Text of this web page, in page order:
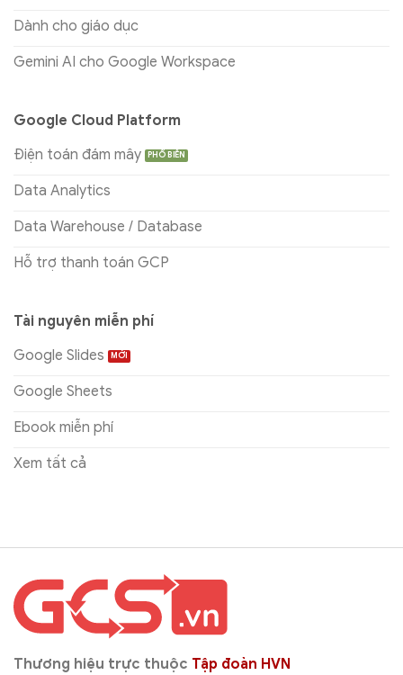
Dành cho giáo dục
Gemini AI cho Google Workspace
Google Cloud Platform
Điện toán đám mây
Data Analytics
Data Warehouse / Database
Hỗ trợ thanh toán GCP
Tài nguyên miễn phí
Google Slides
Google Sheets
Ebook miễn phí
Xem tất cả
Thương hiệu trực thuộc Tập đoàn HVN